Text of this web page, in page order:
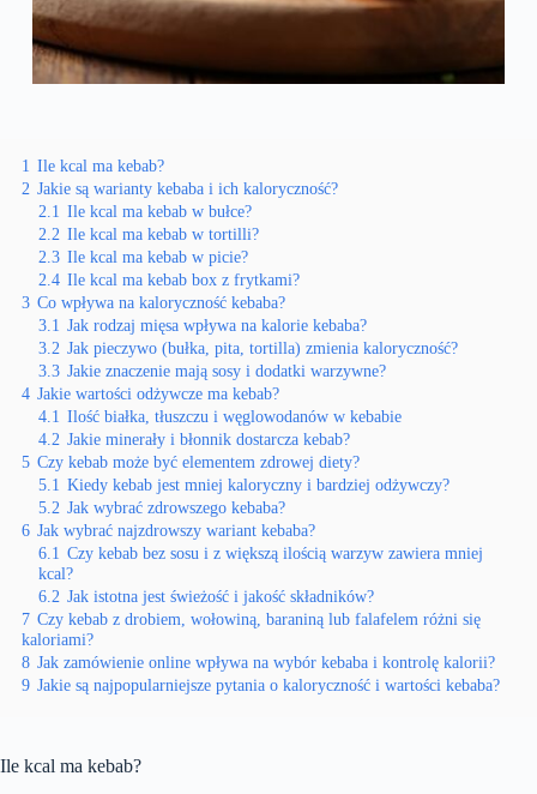
1 Ile kcal ma kebab?
2 Jakie są warianty kebaba i ich kaloryczność?
2.1 Ile kcal ma kebab w bułce?
2.2 Ile kcal ma kebab w tortilli?
2.3 Ile kcal ma kebab w picie?
2.4 Ile kcal ma kebab box z frytkami?
3 Co wpływa na kaloryczność kebaba?
3.1 Jak rodzaj mięsa wpływa na kalorie kebaba?
3.2 Jak pieczywo (bułka, pita, tortilla) zmienia kaloryczność?
3.3 Jakie znaczenie mają sosy i dodatki warzywne?
4 Jakie wartości odżywcze ma kebab?
4.1 Ilość białka, tłuszczu i węglowodanów w kebabie
4.2 Jakie minerały i błonnik dostarcza kebab?
5 Czy kebab może być elementem zdrowej diety?
5.1 Kiedy kebab jest mniej kaloryczny i bardziej odżywczy?
5.2 Jak wybrać zdrowszego kebaba?
6 Jak wybrać najzdrowszy wariant kebaba?
6.1 Czy kebab bez sosu i z większą ilością warzyw zawiera mniej
kcal?
6.2 Jak istotna jest świeżość i jakość składników?
7 Czy kebab z drobiem, wołowiną, baraniną lub falafelem różni się
kaloriami?
8 Jak zamówienie online wpływa na wybór kebaba i kontrolę kalorii?
9 Jakie są najpopularniejsze pytania o kaloryczność i wartości kebaba?
Ile kcal ma kebab?